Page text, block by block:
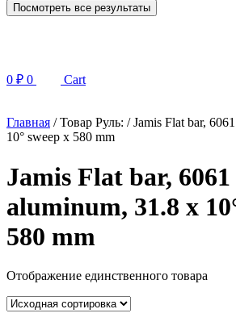
Посмотреть все результаты
0 ₽ 0 Cart
Главная / Товар Руль: / Jamis Flat bar,
10° sweep x 580 mm
Jamis Flat bar, 6061
aluminum, 31.8 x
580 mm
Отображение единственного товара